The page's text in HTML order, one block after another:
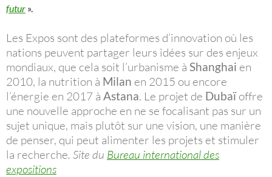
futur ».
Les Expos sont des plateformes d’innovation où les
nations peuvent partager leurs idées sur des enjeux
mondiaux, que cela soit l’urbanisme à Shanghai en
2010, la nutrition à Milan en 2015 ou encore
l’énergie en 2017 à Astana. Le projet de Dubaï offre
une nouvelle approche en ne se focalisant pas sur un
sujet unique, mais plutôt sur une vision, une manière
de penser, qui peut alimenter les projets et stimuler
la recherche. Site du Bureau international des
expositions